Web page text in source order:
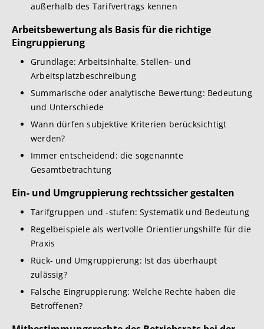
außerhalb des Tarifvertrags kennen
Arbeitsbewertung als Basis für die richtige
Eingruppierung
Grundlage: Arbeitsinhalte, Stellen- und
Arbeitsplatzbeschreibung
Summarische oder analytische Bewertung: Bedeutung
und Unterschiede
Wann dürfen subjektive Kriterien berücksichtigt
werden?
Immer entscheidend: die sogenannte
Gesamtbetrachtung
Ein- und Umgruppierung rechtssicher gestalten
Tarifgruppen und -stufen: Systematik und Bedeutung
Regelbeispiele als wertvolle Orientierungshilfe für die
Praxis
Rück- und Umgruppierung: Ist das überhaupt
zulässig?
Falsche Eingruppierung: Welche Rechte haben die
Betroffenen?